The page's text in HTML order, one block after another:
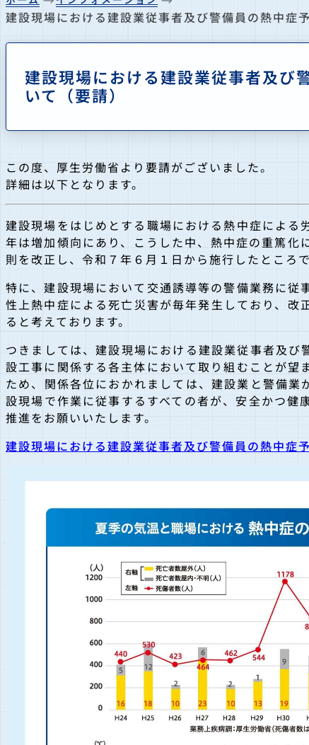
建設現場における建設業従事者及び警備員の熱中症
建設現場における建設業従事者及び
いて（要請）
この度、厚生労働省より要請がございました。
詳細は以下となります。
建設現場をはじめとする職場における熱中症によ
年は増加傾向にあり、こうした中、熱中症の重篤
則を改正し、令和７年６月１日から施行したところで
特に、建設現場において交通誘導等の警備業務に
性上熱中症による死亡災害が毎年発生しており、改
ると考えております。
つきましては、建設現場における建設業従事者及
設工事に関係する各主体において取り組むことが望
ため、関係各位におかれましては、建設業と警備
設現場で作業に従事するすべての者が、安全かつ健
推進をお願いいたします。
建設現場における建設業従事者及び警備員の熱中症